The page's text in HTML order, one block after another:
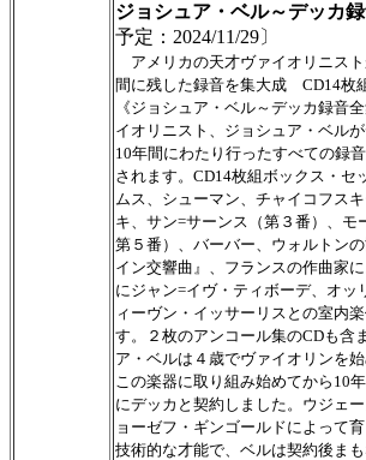
ジョシュア・ベル～デッカ
予定：2024/11/29〕
アメリカの天才ヴァイオリニス
間に残した録音を集大成 CD14枚
《ジョシュア・ベル～デッカ録音
イオリニスト、ジョシュア・ベル
10年間にわたり行ったすべての録
されます。CD14枚組ボックス・セ
ムス、シューマン、チャイコフス
キ、サン=サーンス（第３番）、モ
第５番）、バーバー、ウォルトン
イン交響曲』、フランスの作曲家
にジャン=イヴ・ティボーデ、オッ
ィーヴン・イッサーリスとの室内
す。２枚のアンコール集のCDも含
ア・ベルは４歳でヴァイオリンを
この楽器に取り組み始めてから10
にデッカと契約しました。ウジェ
ョーゼフ・ギンゴールドによって
技術的な才能で、ベルは契約後ま